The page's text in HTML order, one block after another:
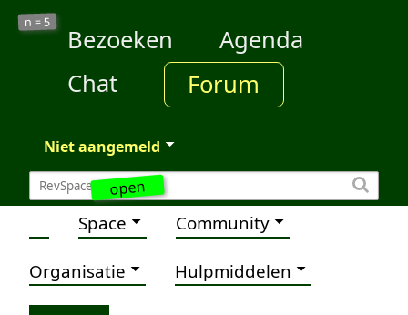
open
n = 5
Bezoeken
Agenda
Chat
Forum
Niet aangemeld
Space Community
Organisatie Hulpmiddelen